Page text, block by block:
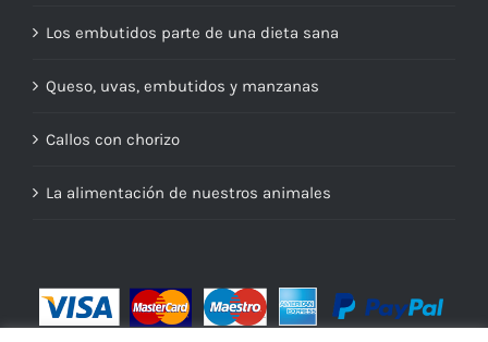
Los embutidos parte de una dieta sana
Queso, uvas, embutidos y manzanas
Callos con chorizo
La alimentación de nuestros animales